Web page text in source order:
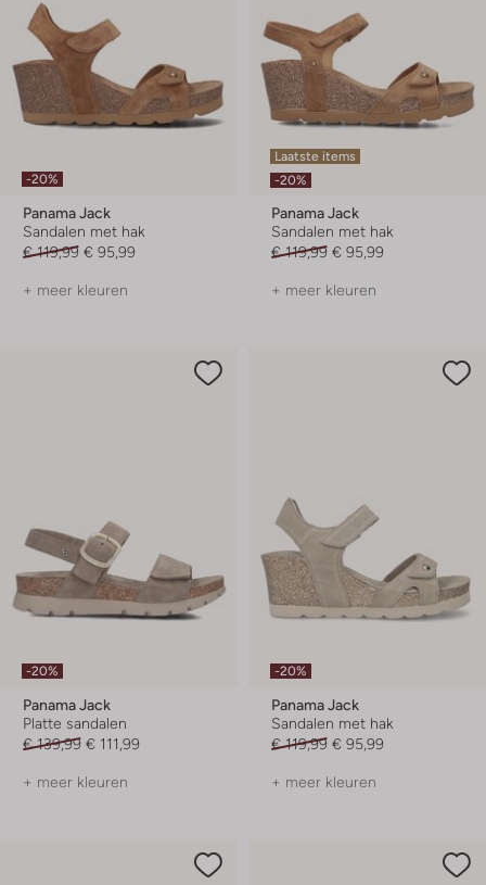
-20%
Panama Jack
Sandalen met hak
€ 119,99 € 95,99
+ meer kleuren
Laatste items
-20%
Panama Jack
Sandalen met hak
€ 119,99 € 95,99
+ meer kleuren
-20%
Panama Jack
Platte sandalen
€ 139,99 € 111,99
+ meer kleuren
-20%
Panama Jack
Sandalen met hak
€ 119,99 € 95,99
+ meer kleuren